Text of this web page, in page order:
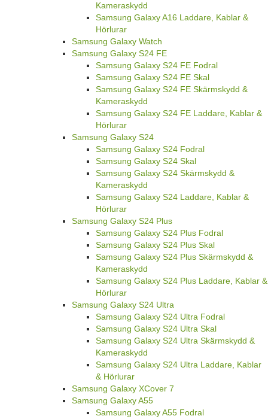
Kameraskydd
Samsung Galaxy A16 Laddare, Kablar &
Hörlurar
Samsung Galaxy Watch
Samsung Galaxy S24 FE
Samsung Galaxy S24 FE Fodral
Samsung Galaxy S24 FE Skal
Samsung Galaxy S24 FE Skärmskydd &
Kameraskydd
Samsung Galaxy S24 FE Laddare, Kablar &
Hörlurar
Samsung Galaxy S24
Samsung Galaxy S24 Fodral
Samsung Galaxy S24 Skal
Samsung Galaxy S24 Skärmskydd &
Kameraskydd
Samsung Galaxy S24 Laddare, Kablar &
Hörlurar
Samsung Galaxy S24 Plus
Samsung Galaxy S24 Plus Fodral
Samsung Galaxy S24 Plus Skal
Samsung Galaxy S24 Plus Skärmskydd &
Kameraskydd
Samsung Galaxy S24 Plus Laddare, Kablar &
Hörlurar
Samsung Galaxy S24 Ultra
Samsung Galaxy S24 Ultra Fodral
Samsung Galaxy S24 Ultra Skal
Samsung Galaxy S24 Ultra Skärmskydd &
Kameraskydd
Samsung Galaxy S24 Ultra Laddare, Kablar
& Hörlurar
Samsung Galaxy XCover 7
Samsung Galaxy A55
Samsung Galaxy A55 Fodral